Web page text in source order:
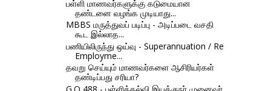
பள்ளி மாணவர்களுக்கு கடுமையான
தண்டனை வழங்க முடியாது...
MBBS மருத்துவப் படிப்பு - அடிப்படை வசதி
கூட இல்லாத...
பணியிலிருந்து ஒய்வு - Superannuation / Re
Employme...
தவறு செய்யும் மாணவர்களை ஆசிரியர்கள்
தண்டிப்பது சரியா?
G.O 488 - பள்ளிக்கல்வி இயக்குநர் முனைவர்